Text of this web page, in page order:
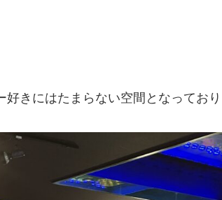
きにはたまらない空間となっており